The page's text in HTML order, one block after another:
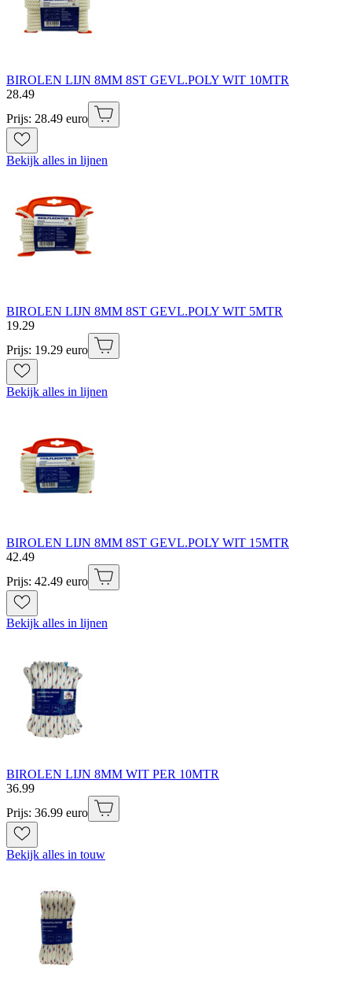
BIROLEN LIJN 8MM 8ST GEVL.POLY WIT 10MTR
28.49
Prijs: 28.49 euro
Bekijk alles in lijnen
BIROLEN LIJN 8MM 8ST GEVL.POLY WIT 5MTR
19.29
Prijs: 19.29 euro
Bekijk alles in lijnen
BIROLEN LIJN 8MM 8ST GEVL.POLY WIT 15MTR
42.49
Prijs: 42.49 euro
Bekijk alles in lijnen
BIROLEN LIJN 8MM WIT PER 10MTR
36.99
Prijs: 36.99 euro
Bekijk alles in touw